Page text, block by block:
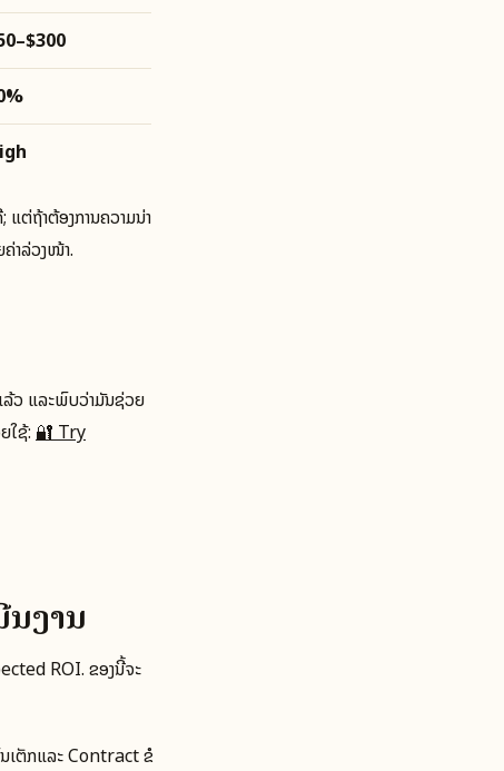
ຕ່ຖ້າຕ້ອງການຄວາມນ່າ
າລ່ວງໜ້າ.
ວ ແລະພົບວ່າມັນຊ່ວຍ
ໃຊ້: 🔐 Try
ງານ
ROI. ຂອງນີ້ຈະ
ເຕັກແລະ Contract ຂໍ